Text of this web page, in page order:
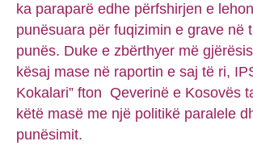
ka paraparë edhe përfshirjen e
punësuara për fuqizimin e grave në
punës. Duke e zbërthyer më
kësaj mase në raportin e saj të ri,
Kokalari” fton Qeverinë e Kosovës
këtë masë me një politikë paralele
punësimit.